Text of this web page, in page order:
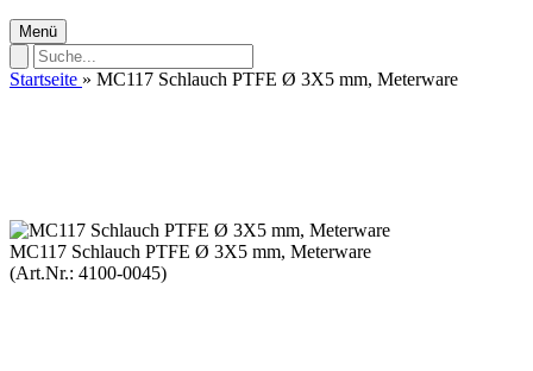
Menü
Startseite » MC117 Schlauch PTFE Ø 3X5 mm, Meterware
MC117 Schlauch PTFE Ø 3X5 mm, Meterware
(Art.Nr.: 4100-0045)